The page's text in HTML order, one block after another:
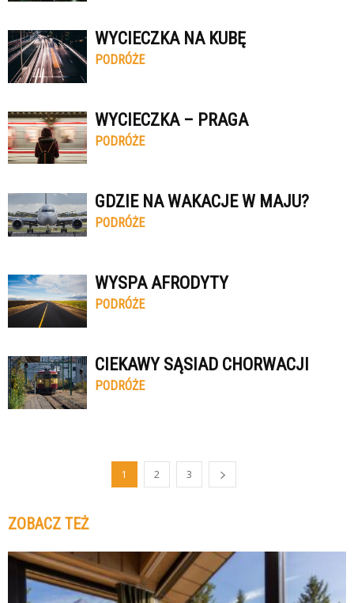
WYCIECZKA NA KUBĘ
PODRÓŻE
WYCIECZKA – PRAGA
PODRÓŻE
GDZIE NA WAKACJE W MAJU?
PODRÓŻE
WYSPA AFRODYTY
PODRÓŻE
CIEKAWY SĄSIAD CHORWACJI
PODRÓŻE
1 2 3
ZOBACZ TEŻ